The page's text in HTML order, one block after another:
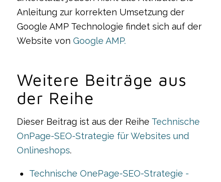
Anleitung zur korrekten Umsetzung der
Google AMP Technologie findet sich auf der
Website von Google AMP.
Weitere Beiträge aus
der Reihe
Dieser Beitrag ist aus der Reihe Technische
OnPage-SEO-Strategie für Websites und
Onlineshops.
Technische OnePage-SEO-Strategie -